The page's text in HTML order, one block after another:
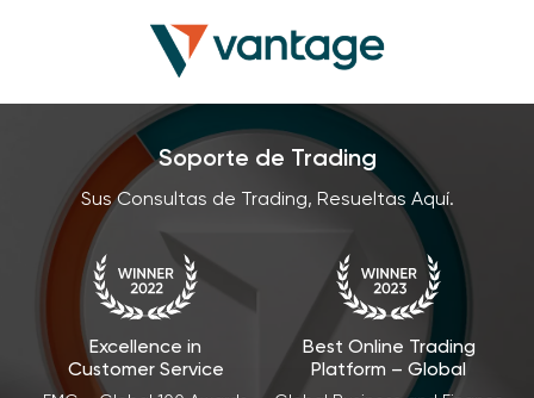
Soporte de Trading
Sus Consultas de Trading, Resueltas Aquí.
Excellence in
Customer Service
Best Online Trading
Platform – Global